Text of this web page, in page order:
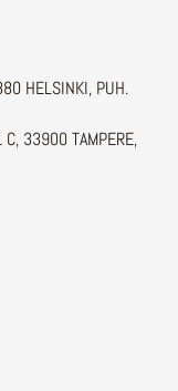
HELSINKI, PUH.
C, 33900 TAMPERE,